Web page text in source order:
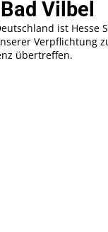
Vilbel
ist Hesse
Verpflichtung
übertreffen.